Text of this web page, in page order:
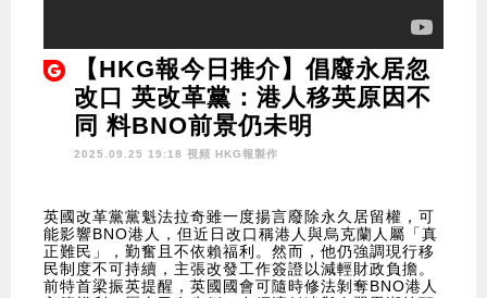
【HKG報今日推介】倡廢永居忽
改口 英改革黨：港人移英原因不
同 料BNO前景仍未明
2025.09.25 19:18 視頻 HKG報製作
英國改革黨黨魁法拉奇雖一度揚言廢除永久居留權，可
能影響BNO港人，但近日改口稱港人與烏克蘭人屬「真
正難民」，勤奮且不依賴福利。然而，他仍強調現行移
民制度不可持續，主張改發工作簽證以減輕財政負擔。
前特首梁振英提醒，英國國會可隨時修法剝奪BNO港人